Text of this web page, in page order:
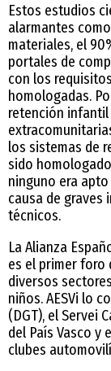
Estos estudios
alarmantes
materiales, el
portales de
con los
homologadas.
retención
los sistemas de
sido
ninguno era
causa de
técnicos.
La Alianza
es el primer foro
diversos
niños. AESVi lo
(DGT), el Servei
del País Vasco y
clubes